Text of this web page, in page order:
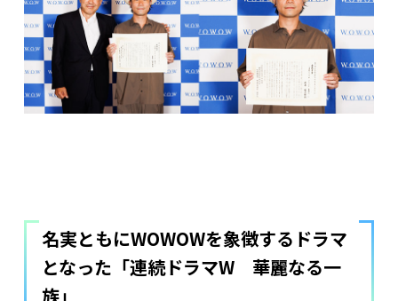
名実ともにWOWOWを象徴するドラマ
となった「連続ドラマW 華麗なる一
族」